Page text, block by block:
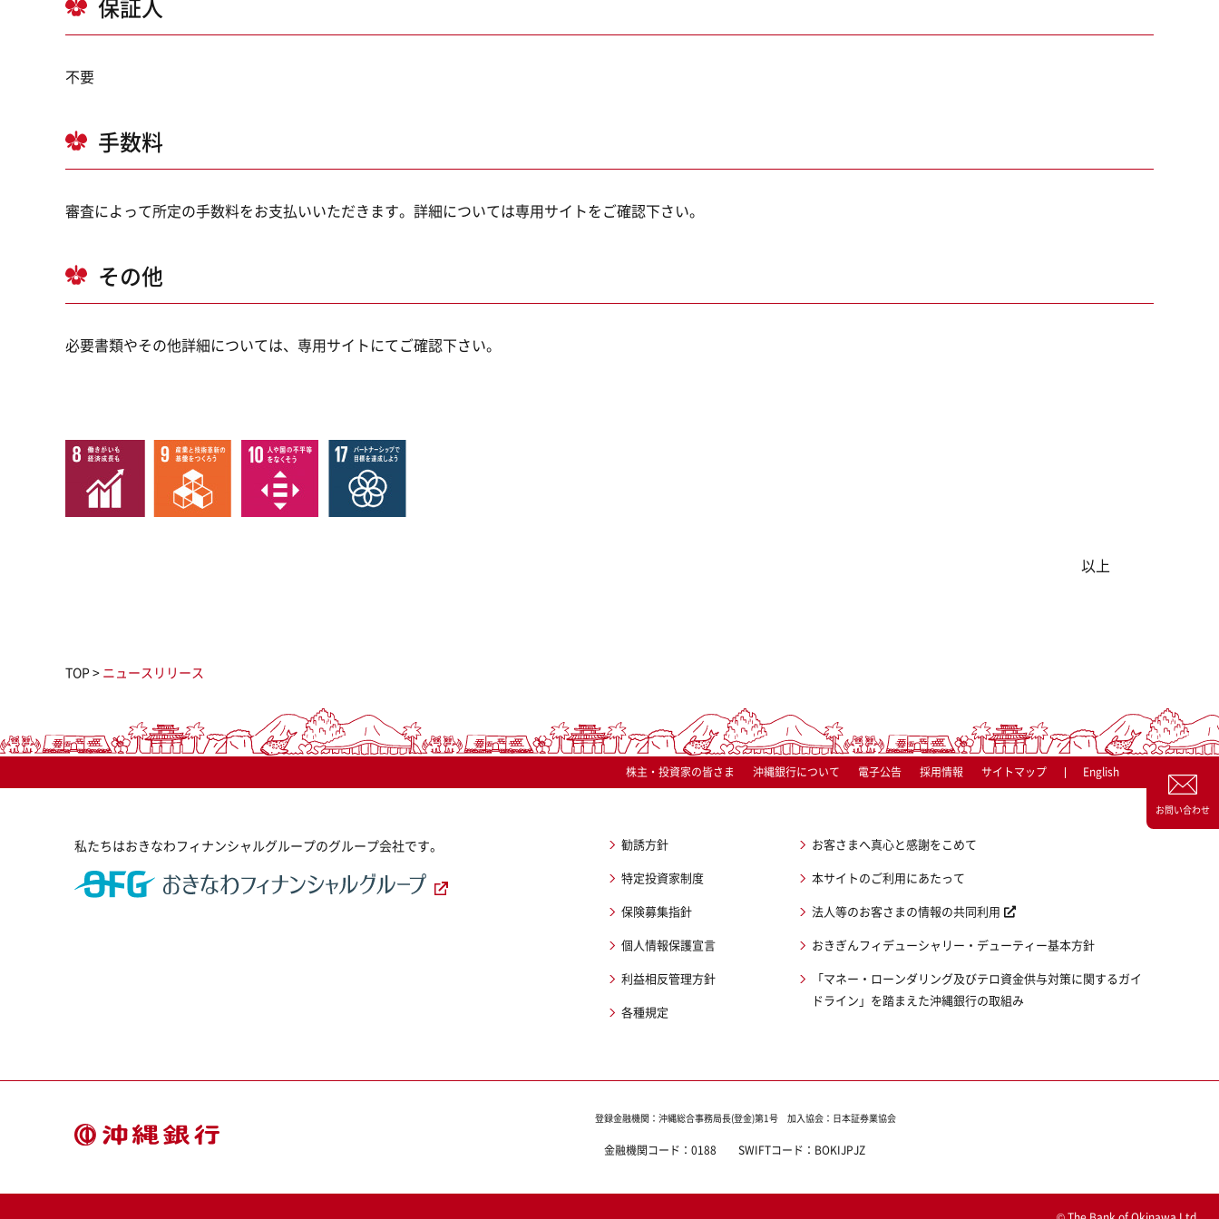
保証人
不要
手数料
審査によって所定の手数料をお支払いいただきます。詳細については専用サイトをご確認下さい。
その他
必要書類やその他詳細については、専用サイトにてご確認下さい。
以上
TOP > ニュースリリース
株主・投資家の皆さま 沖縄銀行について 電子公告 採用情報 サイトマップ English
お問い合わせ
私たちはおきなわフィナンシャルグループのグループ会社です。
勧誘方針
特定投資家制度
保険募集指針
個人情報保護宣言
利益相反管理方針
各種規定
お客さまへ真心と感謝をこめて
本サイトのご利用にあたって
法人等のお客さまの情報の共同利用
おきぎんフィデューシャリー・デューティー基本方針
「マネー・ローンダリング及びテロ資金供与対策に関するガイ
ドライン」を踏まえた沖縄銀行の取組み
登録金融機関：沖縄総合事務局長(登金)第1号 加入協会：日本証券業協会
金融機関コード： 0188 SWIFTコード： BOKIJPJZ